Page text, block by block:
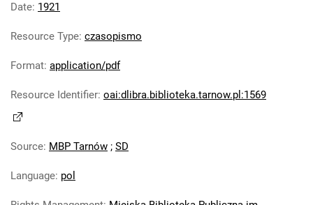
Date: 1921
Resource Type: czasopismo
Format: application/pdf
Resource Identifier: oai:dlibra.biblioteka.tarnow.pl:1569
Source: MBP Tarnów ; SD
Language: pol